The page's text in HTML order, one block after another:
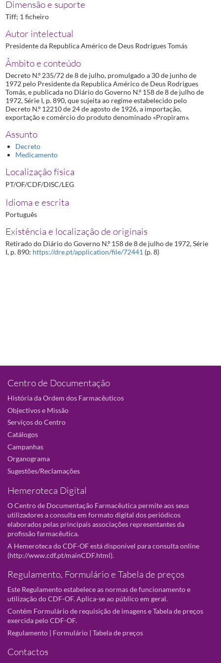
Dimensão e suporte
Tiff; 1 ficheiro
Autor intelectual
Presidente da Republica Américo de Deus Rodrigues Tomás
Âmbito e conteúdo
Decreto N.º 235/72 de 8 de julho, promulgado a 30 de junho de
1972 pelo Presidente da Republica Américo de Deus Rodrigues
Tomás, e publicada no Diário do Governo N.º 158 de 8 de julho de
1972, Série I, p. 890, que sujeita ao regime estabelecido pelo
Decreto N.º 12210 de 24 de agosto de 1926, a importação,
exportação e comércio do produto denominado «Propiram».
Assunto
Decreto
Medicamento
Localização física
PT/OF/CDF/DISC/LEG
Idioma e escrita
Português
Existência e localização de originais
Retirado do Diário do Governo N.º 158 de 8 de julho de 1972, Série
I, p. 890: https://dre.pt/application/file/72441 (p. 8)
Centro de Documentação
História da Ordem dos Farmacêuticos
Objectivos e Missão
Serviços do Centro
Catálogos
Campanhas
Organograma
Sugestões/Reclamações
Hemeroteca Digital
O Centro de Documentação Farmacêutica permite aos seus
utilizadores a consulta em formato digital dos periódicos
elaborados pelas principais associações representantes da
profissão farmacêutica.
A Hemeroteca do CDF-OF está disponivel para consulta online
(http://www.cdf.pt/mainCDF.html).
Regulamento, Formulário e Tabela de preços
Este Regulamento estabelece as normas de funcionamento e
utilização do CDF-OF. Aplica-se ao público em geral.
Contém Formulário de requisição de imagens e Tabela de preços
exercida pelo CDF-OF.
Regulamento | Formulário | Tabela de preços
Contactos